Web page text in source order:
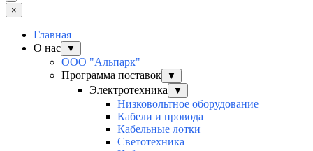
×
Главная
О нас
▼
ООО "Альпарк"
Программа поставок
▼
Электротехника ▼
Низковольтное оборудование
Кабели и провода
Кабельные лотки
Светотехника